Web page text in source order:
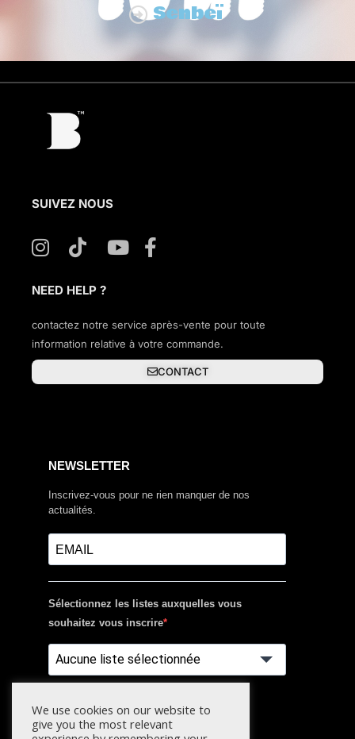
Senbeï
SUIVEZ NOUS
NEED HELP ?
contactez notre service après-vente pour toute
information relative à votre commande.
CONTACT
NEWSLETTER
Inscrivez-vous pour ne rien manquer de nos
actualités.
Sélectionnez les listes auxquelles vous
souhaitez vous inscrire
Aucune liste sélectionnée
S'INSCRIRE
We use cookies on our website to
give you the most relevant